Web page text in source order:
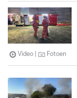
Video Fotoen